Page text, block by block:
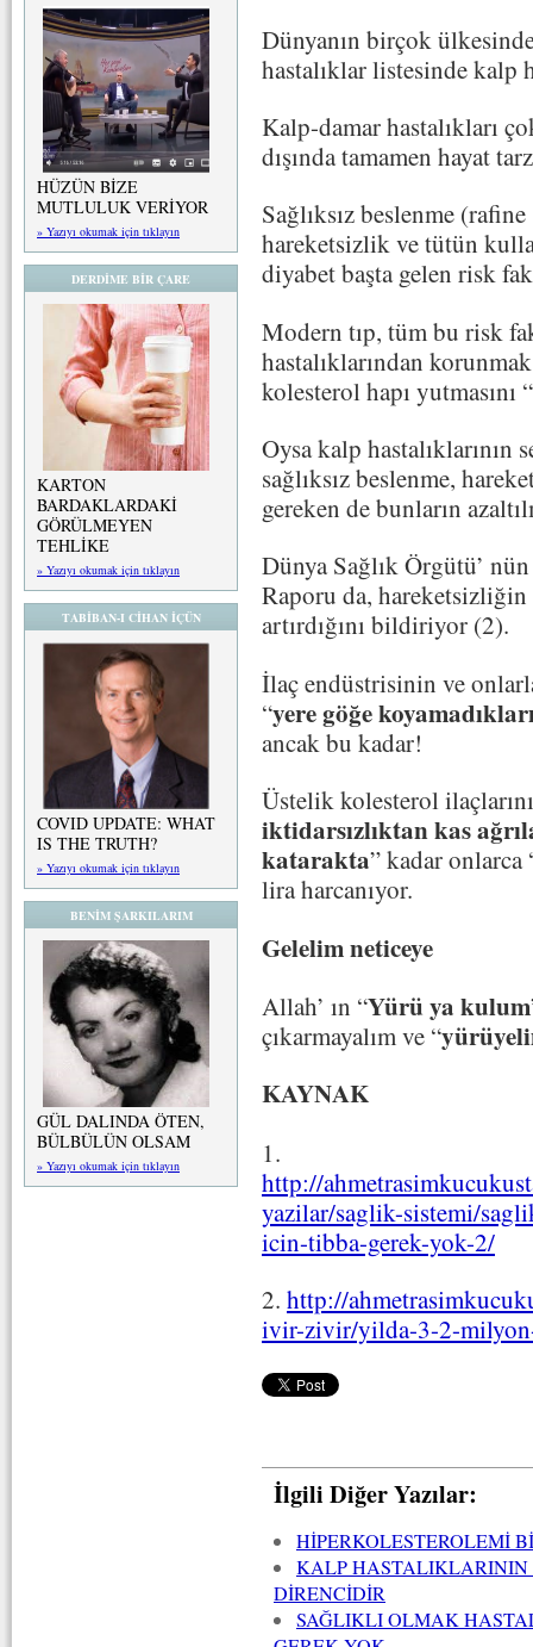
HÜZÜN BİZE
MUTLULUK VERİYOR
» Yazıyı okumak için tıklayın
DERDİME BİR ÇARE
KARTON
BARDAKLARDAKİ
GÖRÜLMEYEN
TEHLİKE
» Yazıyı okumak için tıklayın
TABİBAN-I CİHAN İÇÜN
COVID UPDATE: WHAT
IS THE TRUTH?
» Yazıyı okumak için tıklayın
BENİM ŞARKILARIM
GÜL DALINDA ÖTEN,
BÜLBÜLÜN OLSAM
» Yazıyı okumak için tıklayın
Dünyanın birçok
hastalıklar listesinde kalp
Kalp-damar hastalıkları
dışında tamamen hayat
Sağlıksız beslenme
hareketsizlik ve tütün
diyabet başta gelen risk
Modern tıp, tüm bu risk
hastalıklarından
kolesterol hapı yutmasını “
Oysa kalp
sağlıksız beslenme,
gereken de bunların
Dünya Sağlık Örgütü’
Raporu da,
artırdığını bildiriyor (2).
İlaç endüstrisinin ve
“yere göğe
ancak bu kadar!
Üstelik kolesterol
iktidarsızlıktan kas
katarakta” kadar onlarca
lira harcanıyor.
Gelelim neticeye
Allah’ ın “Yürü ya kulum
çıkarmayalım ve “
KAYNAK
1.
http://
yazilar/saglik-sistemi/
icin-tibba-gerek-yok-2/
2. http://
ivir-zivir/yilda-3-2-
İlgili Diğer Yazılar:
HİPERKOLESTEROLEMİ
KALP
DİRENCİDİR
SAĞLIKLI OLMAK